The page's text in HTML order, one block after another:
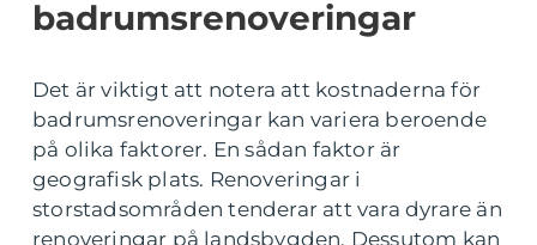
badrumsrenoveringar
Det är viktigt att notera att kostnaderna för
badrumsrenoveringar kan variera beroende
på olika faktorer. En sådan faktor är
geografisk plats. Renoveringar i
storstadsområden tenderar att vara dyrare än
renoveringar på landsbygden. Dessutom kan